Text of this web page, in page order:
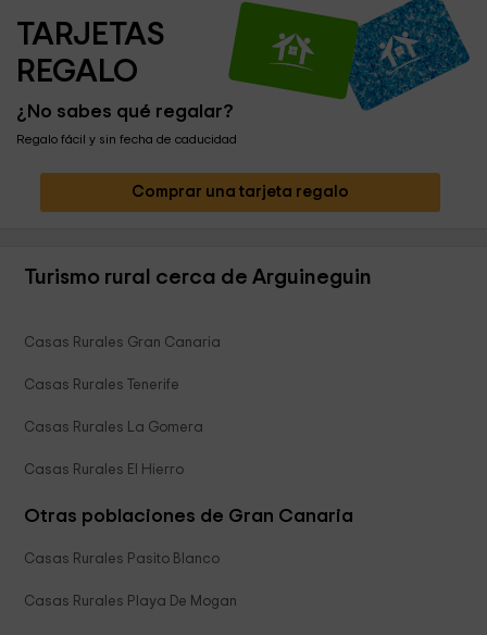
TARJETAS
REGALO
¿No sabes qué regalar?
Regalo fácil y sin fecha de caducidad
Comprar una tarjeta regalo
Turismo rural cerca de Arguineguin
Casas Rurales Gran Canaria
Casas Rurales Tenerife
Casas Rurales La Gomera
Casas Rurales El Hierro
Otras poblaciones de Gran Canaria
Casas Rurales Pasito Blanco
Casas Rurales Playa De Mogan